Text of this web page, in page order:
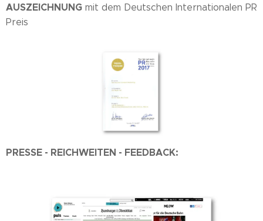
AUSZEICHNUNG mit dem Deutschen Internationalen PR
Preis
PRESSE - REICHWEITEN - FEEDBACK: